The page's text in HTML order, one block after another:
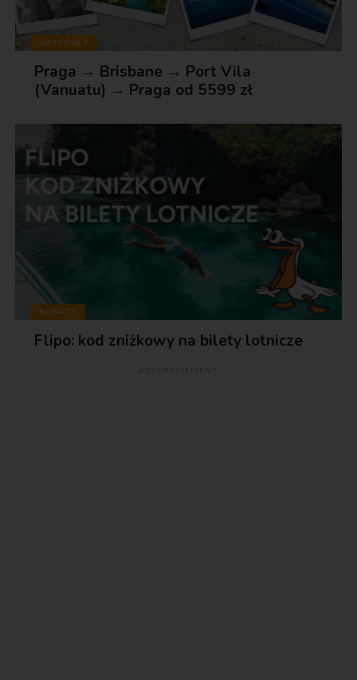
ARTYKUŁY
Praga → Brisbane → Port Vila
(Vanuatu) → Praga od 5599 zł
RABATY
Flipo: kod zniżkowy na bilety lotnicze